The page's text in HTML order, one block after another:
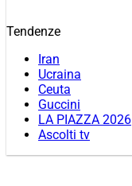
Tendenze
Iran
Ucraina
Ceuta
Guccini
LA PIAZZA 2026
Ascolti tv